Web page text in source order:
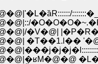
�V�@|
�T��1.l�� '�@